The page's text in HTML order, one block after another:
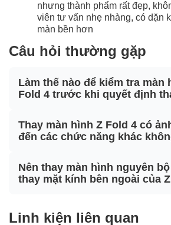
nhưng thành phẩm rất đẹp,
viên tư vấn nhẹ nhàng, có dặn
màn bền hơn
Câu hỏi thường gặp
Làm thế nào để kiểm tra màn
Fold 4 trước khi quyết định
Thay màn hình Z Fold 4 có
đến các chức năng khác
Nên thay màn hình nguyên
thay mặt kính bên ngoài của
Linh kiện liên quan